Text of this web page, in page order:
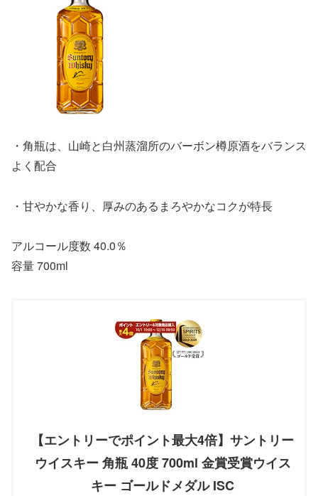
・角瓶は、山崎と白州蒸溜所のバーボン樽原酒をバランス
よく配合
・甘やかな香り、厚みのあるまろやかなコクが特長
アルコール度数 40.0％
容量 700ml
【エントリーでポイント最大4倍】サントリー
ウイスキー 角瓶 40度 700ml 金賞受賞ウイス
キー ゴールドメダル ISC